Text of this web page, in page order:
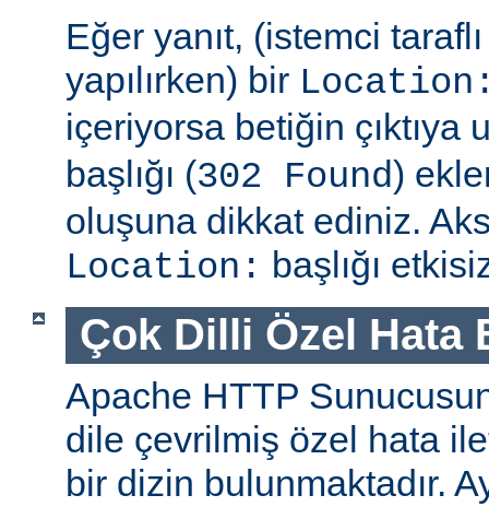
Eğer yanıt, (istemci
yapılırken) bir
içeriyorsa betiğin çıktıya
başlığı (302 Found)
oluşuna dikkat ediniz.
Location: başlığı
Çok Dilli Özel Hata
Apache HTTP
dile çevrilmiş özel hata
bir dizin bulunmaktadır.